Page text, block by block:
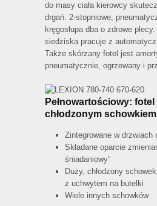
do masy ciała kierowcy
drgań. 2-stopniowe,
kręgosłupa dba o zdrowe
siedziska pracuje z
Także skórzany fotel jest
pneumatycznie, ogrzewany i
Pełnowartościowy:
chłodzonym
Zintegrowane w drzwiach
Składane oparcie
śniadaniowy”
Duży, chłodzony
z uchwytem na butelki
Wiele innych schowków